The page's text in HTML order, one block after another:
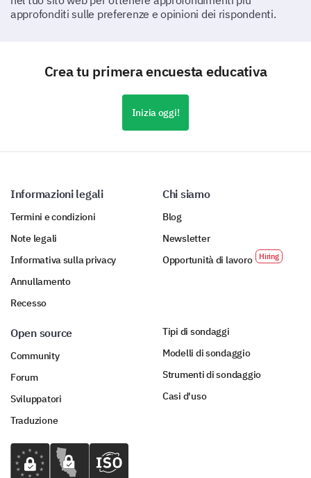
Servizi di supporto
soddisfino le esigenze di tutti in modo efficace. Ti
preghiamo di condividere i tuoi pensieri.
Quali servizi di supporto trovi più utili?
Orientamento accademico
Orientamento professionale
Servizi sanitari
Ci sono servizi di supporto aggiuntivi che
vorresti vedere offerti?
Integrazione della tecnologia
La tecnologia gioca un ruolo fondamentale
approfonditi sulle preferenze e opinioni dei rispondenti.
Crea tu primera encuesta educativa
Inizia oggi!
Informazioni legali
Termini e condizioni
Note legali
Informativa sulla privacy
Annullamento
Recesso
Chi siamo
Blog
Newsletter
Opportunità di lavoro
Open source
Community
Forum
Sviluppatori
Traduzione
Tipi di sondaggi
Modelli di sondaggio
Strumenti di sondaggio
Casi d'uso